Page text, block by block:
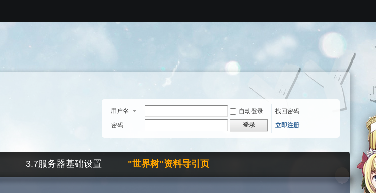
用户名 自动登录
找回密码
密码
登录 立即注册
3.7服务器基础设置 "世界树"资料导引页